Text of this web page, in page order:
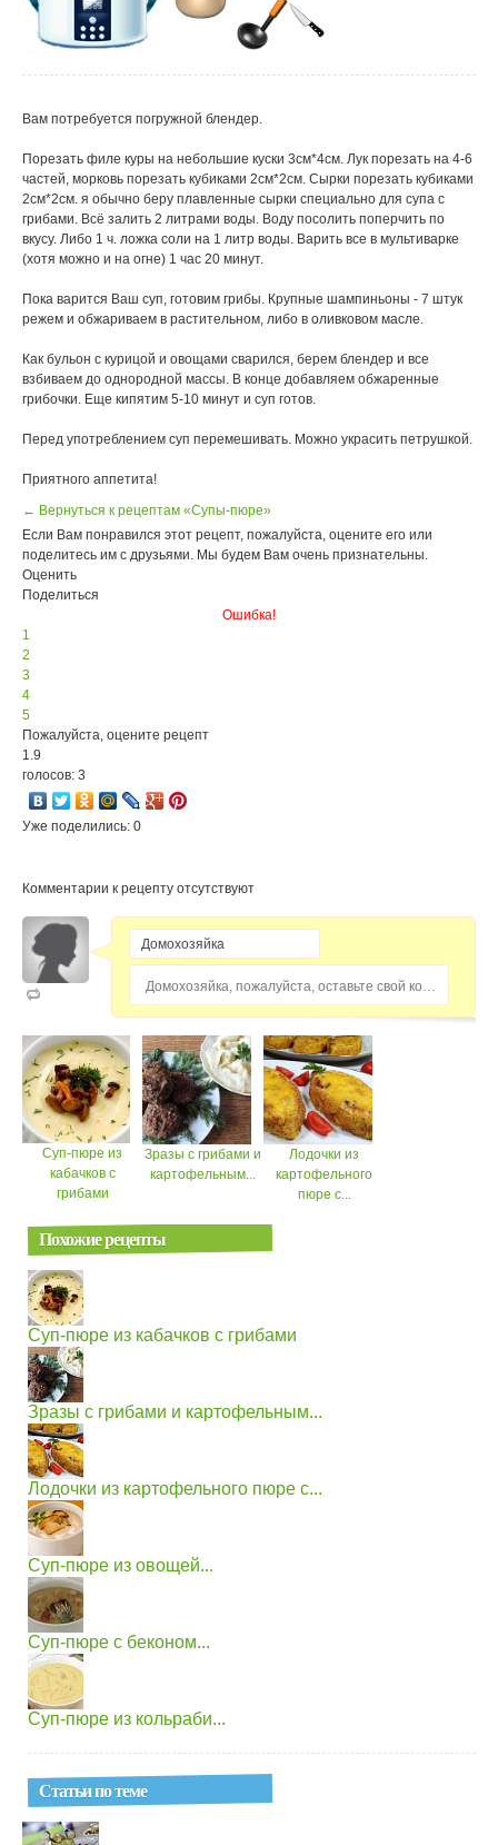
Вам потребуется погружной блендер.
Порезать филе куры на небольшие куски 3см*4см. Лук порезать на 4-6
частей, морковь порезать кубиками 2см*2см. Сырки порезать кубиками
2см*2см. я обычно беру плавленные сырки специально для супа с
грибами. Всё залить 2 литрами воды. Воду посолить поперчить по
вкусу. Либо 1 ч. ложка соли на 1 литр воды. Варить все в мультиварке
(хотя можно и на огне) 1 час 20 минут.
Пока варится Ваш суп, готовим грибы. Крупные шампиньоны - 7 штук
режем и обжариваем в растительном, либо в оливковом масле.
Как бульон с курицой и овощами сварился, берем блендер и все
взбиваем до однородной массы. В конце добавляем обжаренные
грибочки. Еще кипятим 5-10 минут и суп готов.
Перед употреблением суп перемешивать. Можно украсить петрушкой.
Приятного аппетита!
← Вернуться к рецептам «Супы-пюре»
Если Вам понравился этот рецепт, пожалуйста, оцените его или
поделитесь им с друзьями. Мы будем Вам очень признательны.
Оценить
Поделиться
Ошибка!
1
2
3
4
5
Пожалуйста, оцените рецепт
1.9
голосов: 3
Уже поделились: 0
Комментарии к рецепту отсутствуют
Домохозяйка, пожалуйста, оставьте свой комментарий...
Суп-пюре из
кабачков с
грибами
Зразы с грибами и
картофельным...
Лодочки из
картофельного
пюре с...
Похожие рецепты
Суп-пюре из кабачков с грибами
Зразы с грибами и картофельным...
Лодочки из картофельного пюре с...
Суп-пюре из овощей...
Суп-пюре с беконом...
Суп-пюре из кольраби...
Статьи по теме